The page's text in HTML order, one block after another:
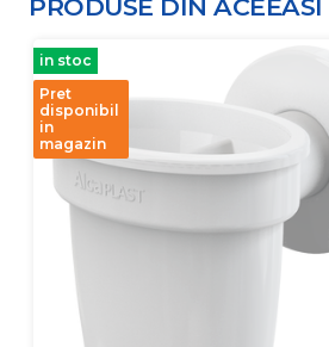
PRODUSE DIN ACEEASI
in stoc
Pret
disponibil
in
magazin